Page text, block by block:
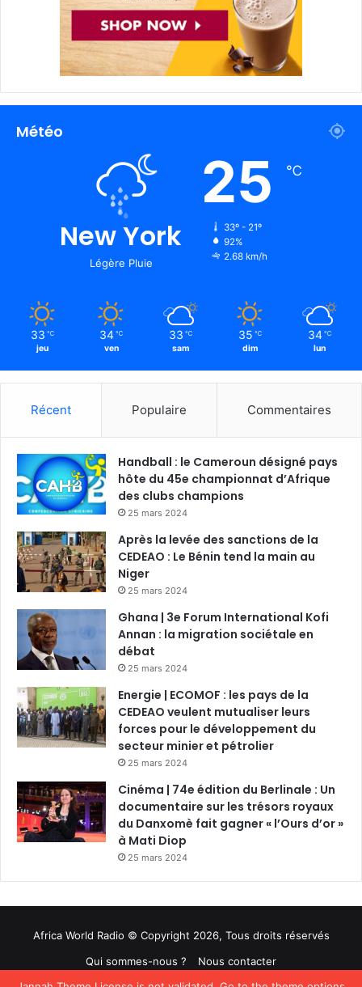
Météo
New York
Légère Pluie
25 ℃
33º - 21º
92%
2.68 km/h
33 ℃
jeu
34 ℃
ven
33 ℃
sam
35 ℃
dim
34 ℃
lun
Récent Populaire Commentaires
Handball : le Cameroun désigné pays
hôte du 45e championnat d’Afrique
des clubs champions
25 mars 2024
Après la levée des sanctions de la
CEDEAO : Le Bénin tend la main au
Niger
25 mars 2024
Ghana | 3e Forum International Kofi
Annan : la migration sociétale en
débat
25 mars 2024
Energie | ECOMOF : les pays de la
CEDEAO veulent mutualiser leurs
forces pour le développement du
secteur minier et pétrolier
25 mars 2024
Cinéma | 74e édition du Berlinale : Un
documentaire sur les trésors royaux
du Danxomè fait gagner « l’Ours d’or »
à Mati Diop
25 mars 2024
Africa World Radio © Copyright 2026, Tous droits réservés
Qui sommes-nous ?
Nous contacter